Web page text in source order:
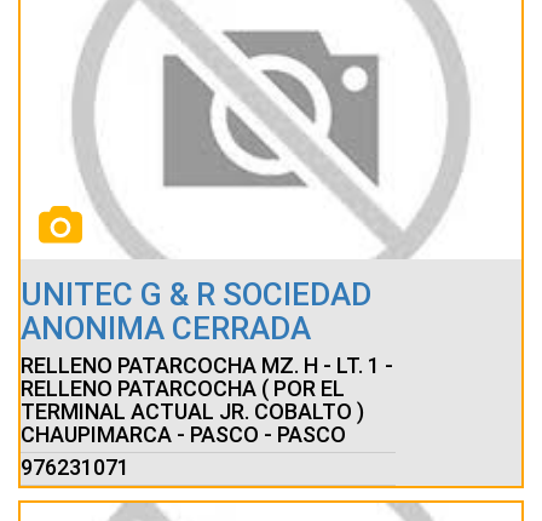
UNITEC G & R SOCIEDAD
ANONIMA CERRADA
RELLENO PATARCOCHA MZ. H - LT. 1 -
RELLENO PATARCOCHA ( POR EL
TERMINAL ACTUAL JR. COBALTO )
CHAUPIMARCA - PASCO - PASCO
976231071